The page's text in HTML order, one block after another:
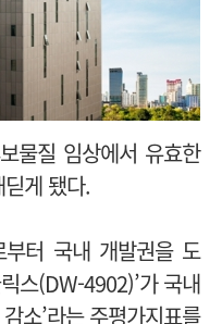
물질 임상에서 유효한
게 됐다.
부터 국내 개발권을 도
스(DW-4902)’가 국내
소’라는 주평가지표를